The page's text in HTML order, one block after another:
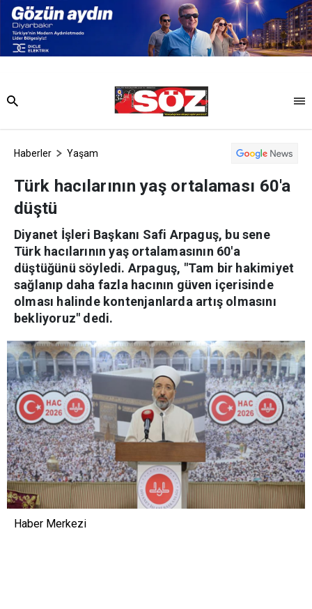
Haberler Yaşam
Türk hacılarının yaş ortalaması 60'a
düştü
Diyanet İşleri Başkanı Safi Arpaguş, bu sene
Türk hacılarının yaş ortalamasının 60'a
düştüğünü söyledi. Arpaguş, "Tam bir hakimiyet
sağlanıp daha fazla hacının güven içerisinde
olması halinde kontenjanlarda artış olmasını
bekliyoruz" dedi.
Haber Merkezi